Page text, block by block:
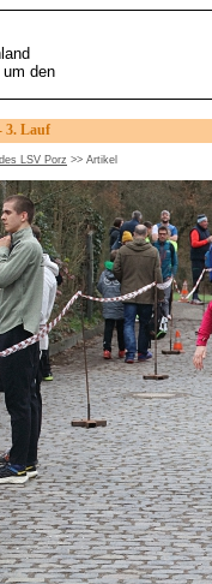
den
3. Lauf
LSV Porz >> Artikel